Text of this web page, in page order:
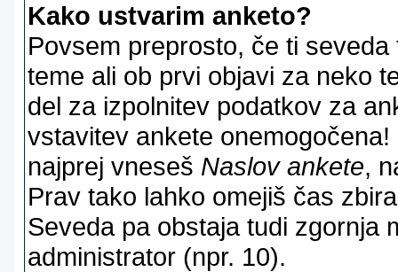
Kako ustvarim anketo?
Povsem preprosto, če ti
teme ali ob prvi objavi za neko
del za izpolnitev podatkov za
vstavitev ankete
najprej vneseš Naslov ankete,
Prav tako lahko omejiš čas
Seveda pa obstaja tudi zgornja
administrator (npr. 10).